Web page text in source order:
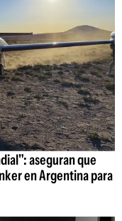
aseguran que
en Argentina para